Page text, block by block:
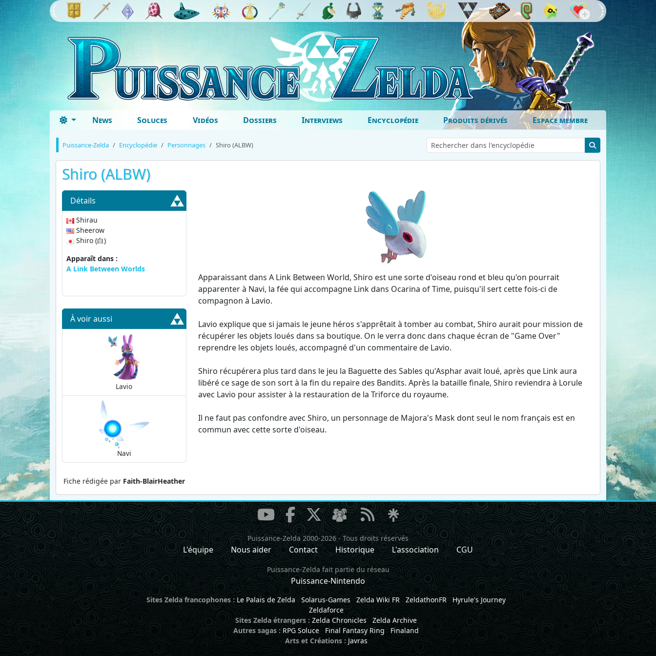
News Soluces Vidéos Dossiers Interviews Encyclopédie Produits dérivés Espace membre
Puissance-Zelda Encyclopédie Personnages Shiro (ALBW)
Shiro (ALBW)
Détails
Shirau
Sheerow
Shiro (白)
Apparaît dans :
A Link Between Worlds
À voir aussi
Lavio
Navi
Fiche rédigée par Faith-BlairHeather
Apparaissant dans A Link Between World, Shiro est une sorte d'oiseau rond et bleu qu'on pourrait
apparenter à Navi, la fée qui accompagne Link dans Ocarina of Time, puisqu'il sert cette fois-ci de
compagnon à Lavio.
Lavio explique que si jamais le jeune héros s'apprêtait à tomber au combat, Shiro aurait pour mission de
récupérer les objets loués dans sa boutique. On le verra donc dans chaque écran de "Game Over"
reprendre les objets loués, accompagné d'un commentaire de Lavio.
Shiro récupérera plus tard dans le jeu la Baguette des Sables qu'Asphar avait loué, après que Link aura
libéré ce sage de son sort à la fin du repaire des Bandits. Après la bataille finale, Shiro reviendra à Lorule
avec Lavio pour assister à la restauration de la Triforce du royaume.
Il ne faut pas confondre avec Shiro, un personnage de Majora's Mask dont seul le nom français est en
commun avec cette sorte d'oiseau.
Puissance-Zelda 2000-2026- Tous droits réservés
L'équipe Nous aider Contact Historique L'association CGU
Puissance-Zelda fait partie du réseau
Puissance-Nintendo
Sites Zelda francophones : Le Palais de Zelda Solarus-Games Zelda Wiki FR ZeldathonFR
Hyrule's Journey
Zeldaforce
Sites Zelda étrangers : Zelda Chronicles
Zelda Archive
Autres sagas : RPG Soluce Final Fantasy Ring
Finaland
Arts et Créations : Javras